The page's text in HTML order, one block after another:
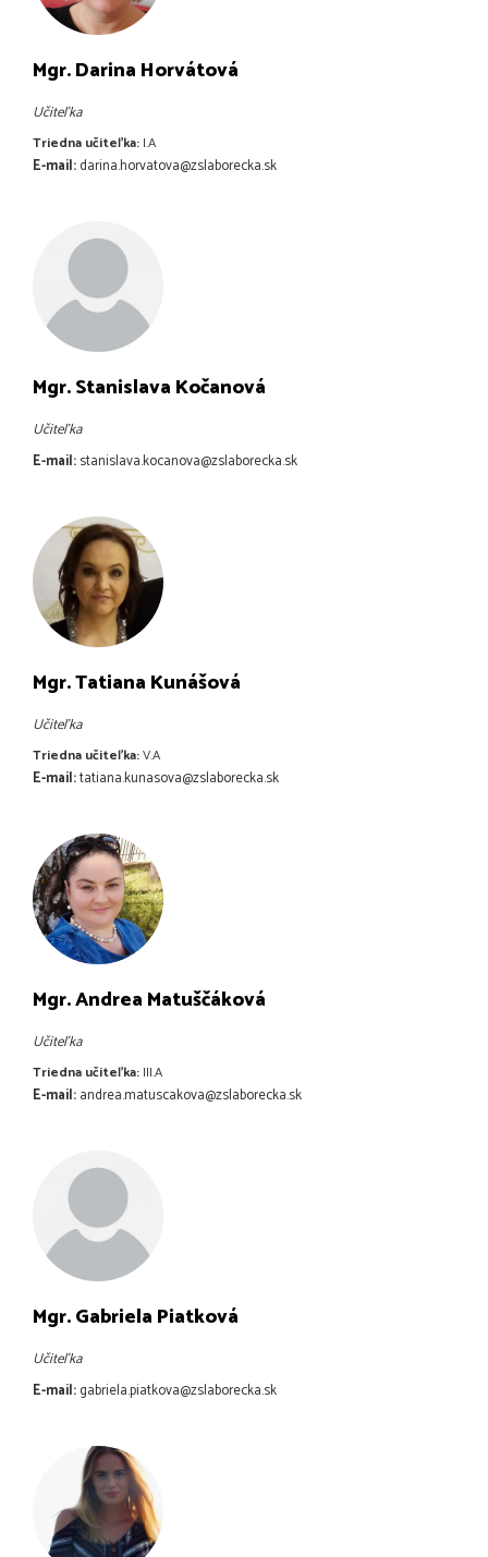
Mgr. Darina Horvátová
Učiteľka
Triedna učiteľka: I.A
E-mail:darina.horvatova@zslaborecka.sk
Mgr. Stanislava Kočanová
Učiteľka
E-mail:stanislava.kocanova@zslaborecka.sk
Mgr. Tatiana Kunášová
Učiteľka
Triedna učiteľka:V.A
E-mail:tatiana.kunasova@zslaborecka.sk
Mgr. Andrea Matuščáková
Učiteľka
Triedna učiteľka: III.A
E-mail:andrea.matuscakova@zslaborecka.sk
Mgr. Gabriela Piatková
Učiteľka
E-mail:gabriela.piatkova@zslaborecka.sk